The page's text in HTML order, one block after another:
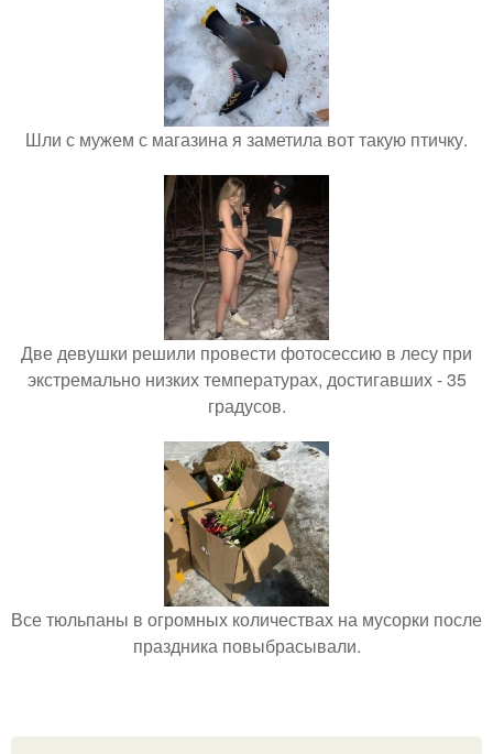
Шли с мужем с магазина я заметила вот такую птичку.
Две девушки решили провести фотосессию в лесу при
экстремально низких температурах, достигавших - 35
градусов.
Все тюльпаны в огромных количествах на мусорки после
праздника повыбрасывали.